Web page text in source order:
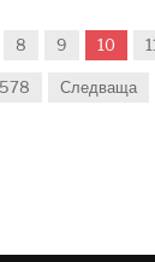
8 9 10
Следваща